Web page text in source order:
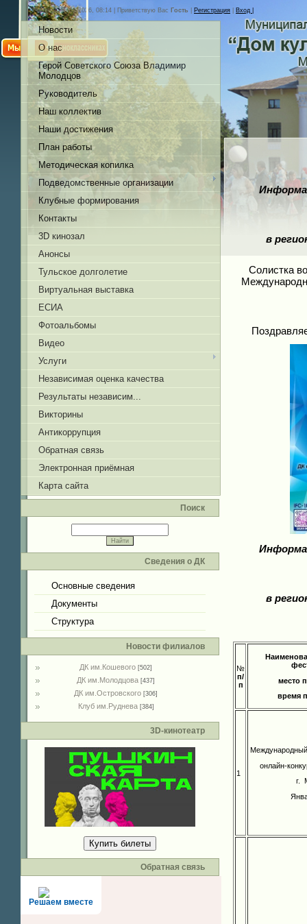
Четверг, 06.08.2026, 08:14 | Приветствую Вас Гость Регистрация Вход |
Новости
О нас
Герой Советского Союза Владимир
Молодцов
Руководитель
Наш коллектив
Наши достижения
План работы
Методическая копилка
Подведомственные организации
Клубные формирования
Контакты
3D кинозал
Анонсы
Тульское долголетие
Виртуальная выставка
ЕСИА
Фотоальбомы
Видео
Услуги
Независимая оценка качества
Результаты независим...
Викторины
Антикоррупция
Обратная связь
Электронная приёмная
Карта сайта
Поиск
Сведения о ДК
Основные сведения
Документы
Структура
Новости филиалов
ДК им.Кошевого [502]
ДК им.Молодцова [437]
ДК им.Островского [306]
Клуб им.Руднева [384]
3D-кинотеатр
Купить билеты
Обратная связь
Решаем вместе
в
Солистка
в
№
п/
п
место
время
1
онлайн-
г.